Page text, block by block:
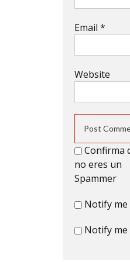
Email*
Website
Confirma
no eres un
Spammer
Notify
Notify me